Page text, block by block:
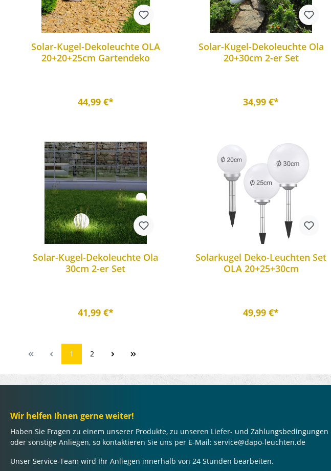
Solar-Kugel-Dekoleuchte OLA
20+20+25cm Gartendeko
44,99 €*
Solar-Kugel-Dekoleuchte Ola
20+30cm 2-er Set
34,99 €*
Solar-Kugel-Dekoleuchte Ola
30cm 2-er Set
41,99 €*
Solarkugel Deko-Leuchten Set
OLA 20+25+30cm
49,99 €*
1 2
Wir helfen Ihnen gerne weiter!
Haben Sie Fragen zu einem unserer Produkte, zu unseren Liefer- und Zahlungsbedingungen
oder sonstige Anliegen, so kontaktieren Sie uns per E-Mail: service@dapo-leuchten.de
Unser Service-Team wird Ihr Anliegen innerhalb von 24 Stunden bearbeiten.